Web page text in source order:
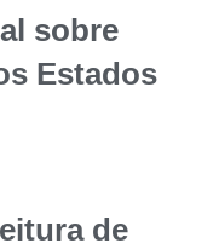
sobre
Estados
de